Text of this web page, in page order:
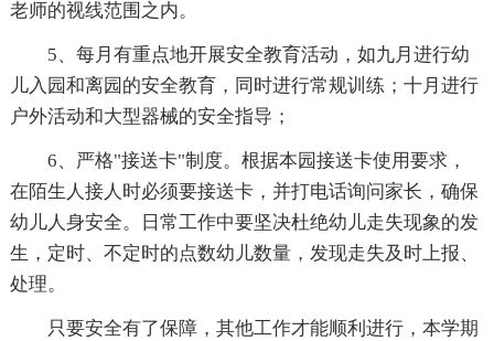
老师的视线范围之内。
5、每月有重点地开展安全教育活动，如九月进行幼
儿入园和离园的安全教育，同时进行常规训练；十月进行
户外活动和大型器械的安全指导；
6、严格"接送卡"制度。根据本园接送卡使用要求，
在陌生人接人时必须要接送卡，并打电话询问家长，确保
幼儿人身安全。日常工作中要坚决杜绝幼儿走失现象的发
生，定时、不定时的点数幼儿数量，发现走失及时上报、
处理。
只要安全有了保障，其他工作才能顺利进行，本学期